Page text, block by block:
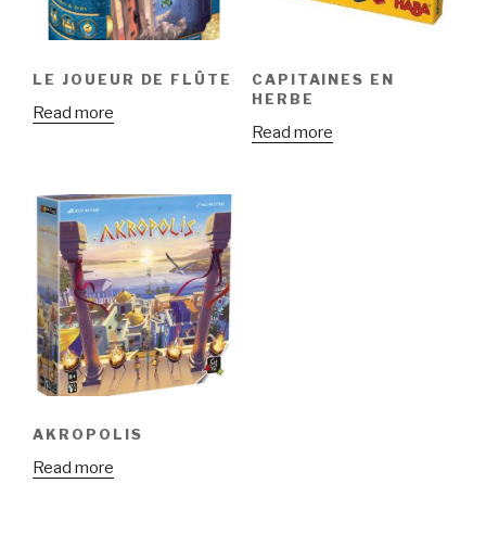
LE JOUEUR DE FLÛTE
Read more
CAPITAINES EN
HERBE
Read more
AKROPOLIS
Read more